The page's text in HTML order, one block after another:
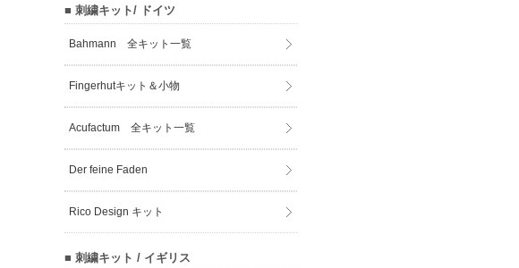
■ 刺繍キット/ ドイツ
Bahmann 全キット一覧
Fingerhutキット＆小物
Acufactum 全キット一覧
Der feine Faden
Rico Design キット
■ 刺繍キット / イギリス